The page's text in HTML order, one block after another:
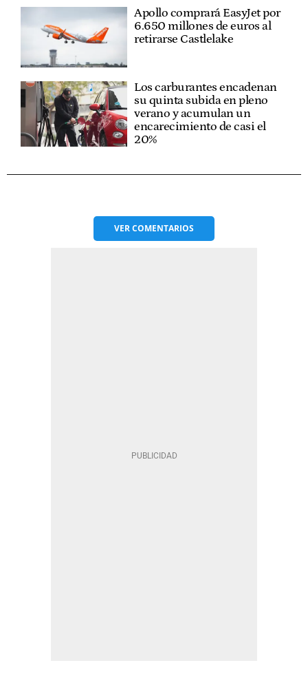
Apollo comprará EasyJet por
6.650 millones de euros al
retirarse Castlelake
Los carburantes encadenan
su quinta subida en pleno
verano y acumulan un
encarecimiento de casi el
20%
VERCOMENTARIOS